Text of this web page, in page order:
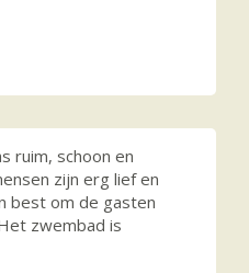
ruim, schoon en
zijn erg lief en
best om de gasten
zwembad is